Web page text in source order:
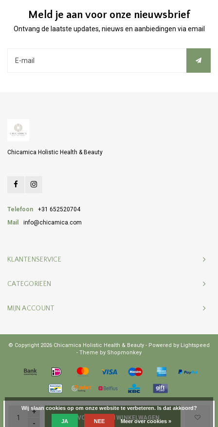
+
-
TOEVOEGEN AAN WINKELWAGEN
Meld je aan voor onze nieuwsbrief
Ontvang de laatste updates, nieuws en aanbiedingen via email
Chicamica Holistic Health & Beauty
Telefoon
+31 652520704
Mail
info@chicamica.com
KLANTENSERVICE
CATEGORIEËN
MIJN ACCOUNT
© Copyright 2026 Chicamica Holistic Health & Beauty - Powered by Lightspeed
- Theme by Shopmonkey
Wij slaan cookies op om onze website te verbeteren. Is dat akkoord?
JA NEE Meer over cookies »